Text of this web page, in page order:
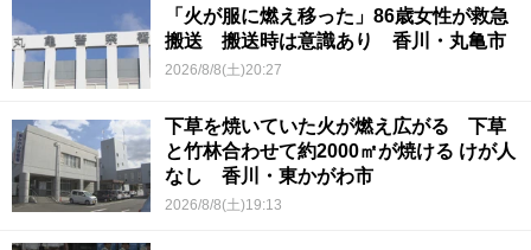
「火が服に燃え移った」86歳女性が救急
搬送 搬送時は意識あり 香川・丸亀市
2026/8/8(土)20:27
下草を焼いていた火が燃え広がる 下草
と竹林合わせて約2000㎡が焼ける けが人
なし 香川・東かがわ市
2026/8/8(土)19:13